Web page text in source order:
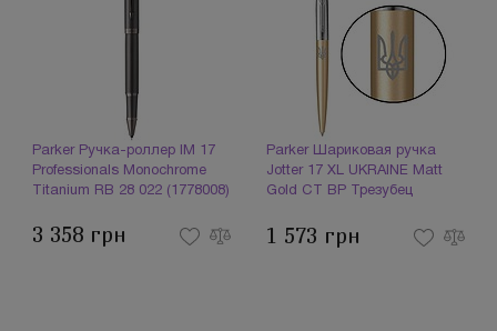
Parker Ручка-роллер IM 17
Professionals Monochrome
Titanium RB 28 022 (1778008)
3 358 грн
Parker Шариковая ручка
Jotter 17 XL UKRAINE Matt
Gold CT BP Трезубец
1 573 грн